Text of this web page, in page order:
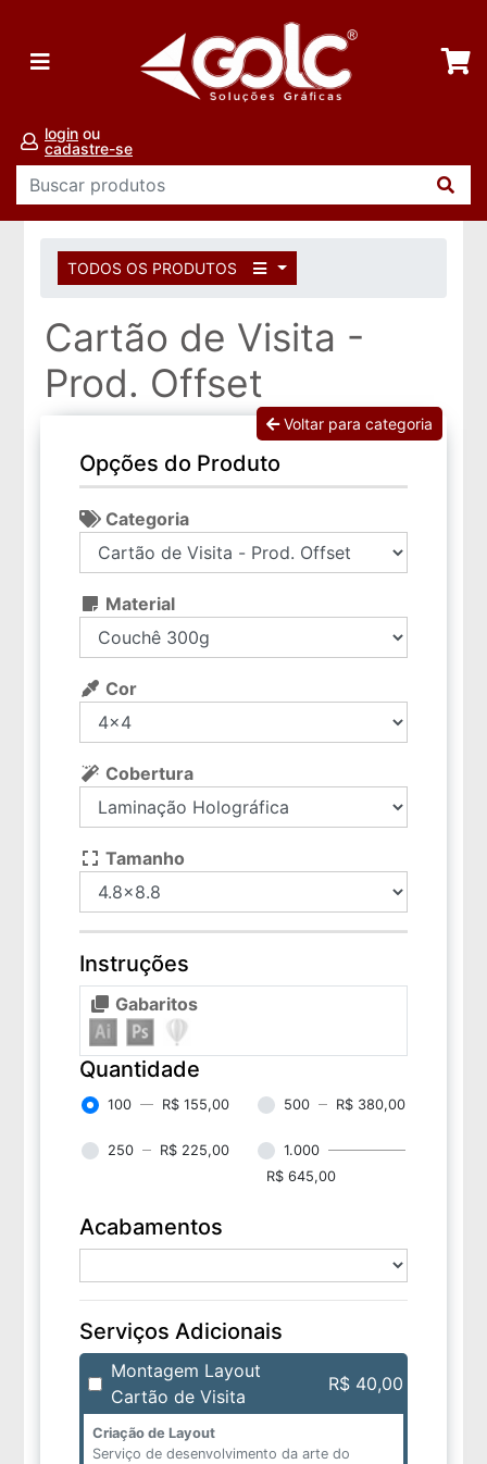
login ou
cadastre-se
TODOS OS PRODUTOS
Cartão de Visita -
Prod. Offset
Voltar para categoria
Opções do Produto
Categoria
Material
Cor
Cobertura
Tamanho
Instruções
Gabaritos
Quantidade
100 R$ 155,00 500 R$ 380,00
250 R$ 225,00
1.000
R$ 645,00
Acabamentos
Serviços Adicionais
Montagem Layout
Cartão de Visita
R$ 40,00
Criação de Layout
Serviço de desenvolvimento da arte do